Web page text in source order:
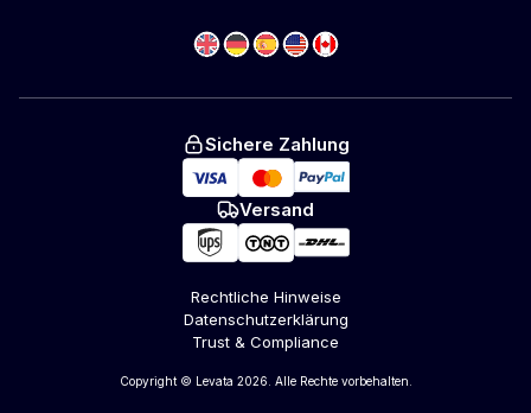
Sichere Zahlung
Versand
Rechtliche Hinweise
Datenschutzerklärung
Trust & Compliance
Copyright © Levata 2026. Alle Rechte vorbehalten.